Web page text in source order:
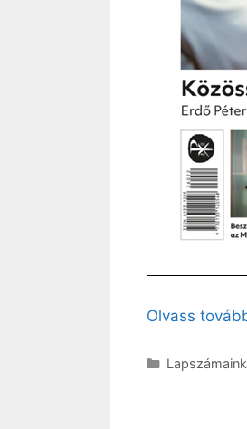
Olvass
Kategória
Lapszámaink